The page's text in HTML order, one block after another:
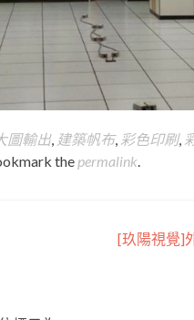
圖輸出, 建築帆布, 彩色印刷,
the permalink.
[玖陽視覺]